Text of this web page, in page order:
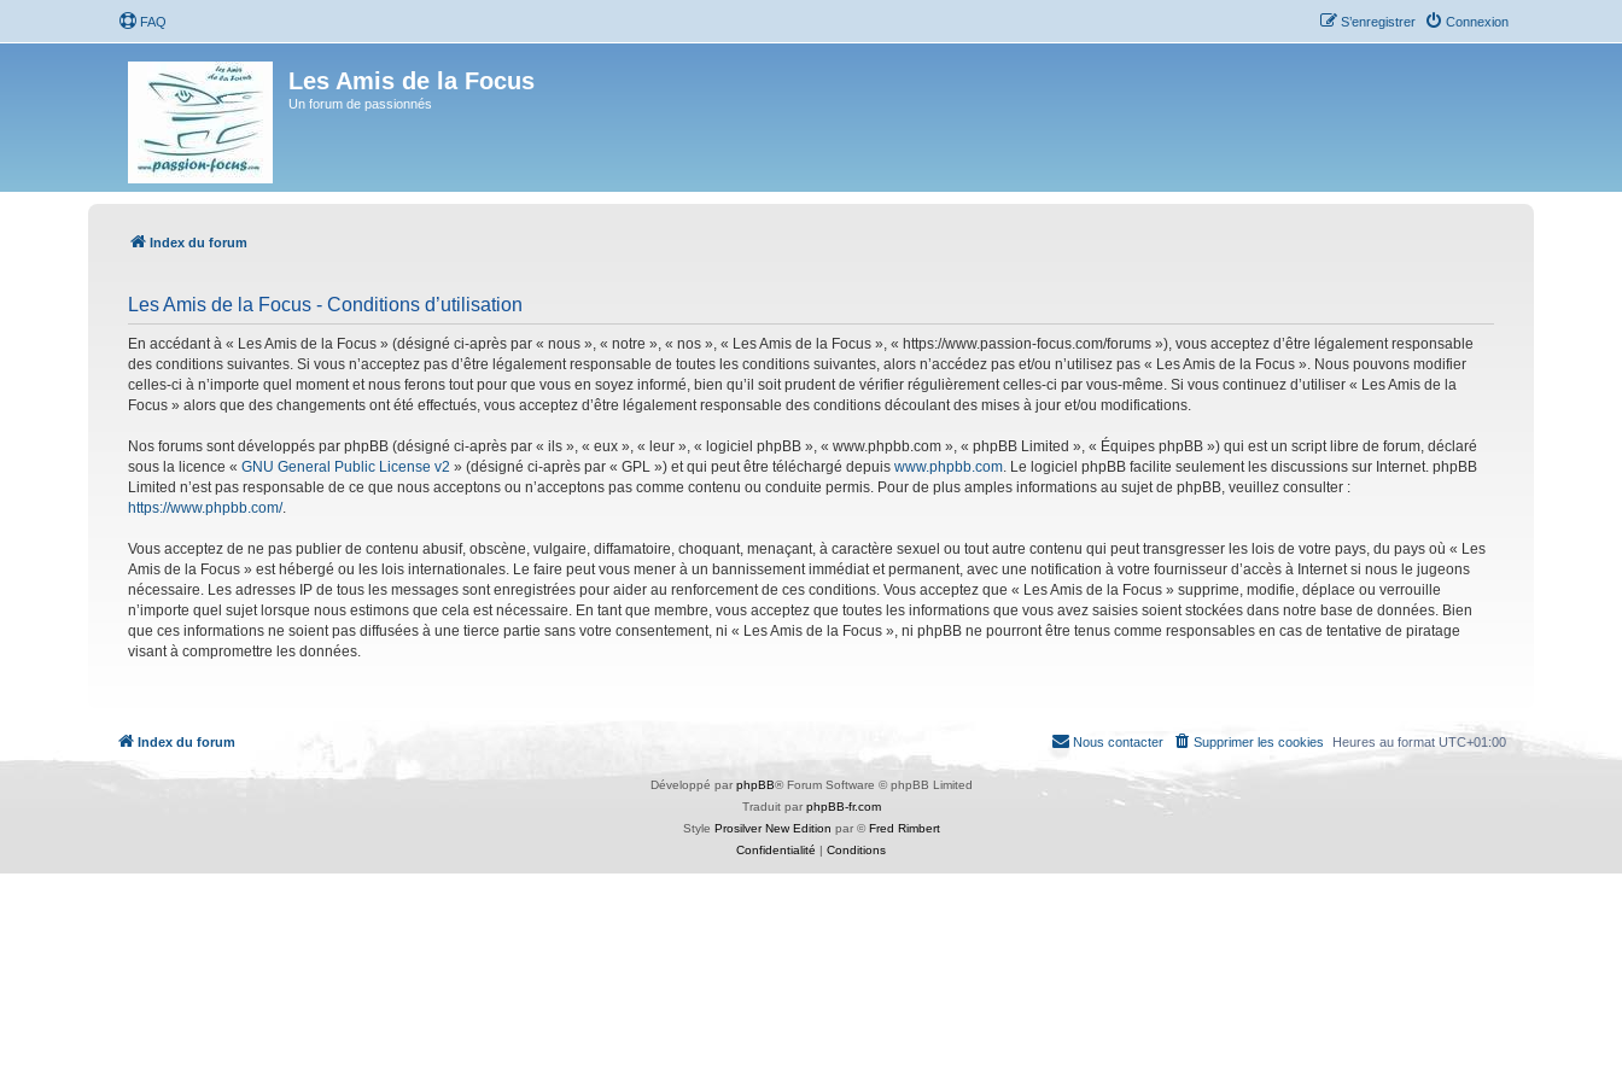
FAQ Connexion
S’enregistrer
Les Amis de la Focus
Un forum de passionnés
Index du forum
Les Amis de la Focus - Conditions d’utilisation
En accédant à « Les Amis de la Focus » (désigné ci-après par « nous », « notre », « nos », « Les Amis de la Focus », « https://www.passion-focus.com/forums »), vous acceptez d’être légalement responsable
des conditions suivantes. Si vous n’acceptez pas d’être légalement responsable de toutes les conditions suivantes, alors n’accédez pas et/ou n’utilisez pas « Les Amis de la Focus ». Nous pouvons modifier
celles-ci à n’importe quel moment et nous ferons tout pour que vous en soyez informé, bien qu’il soit prudent de vérifier régulièrement celles-ci par vous-même. Si vous continuez d’utiliser « Les Amis de la
Focus » alors que des changements ont été effectués, vous acceptez d’être légalement responsable des conditions découlant des mises à jour et/ou modifications.
Nos forums sont développés par phpBB (désigné ci-après par « ils », « eux », « leur », « logiciel phpBB », « www.phpbb.com », « phpBB Limited », « Équipes phpBB ») qui est un script libre de forum, déclaré
sous la licence « GNU General Public License v2 » (désigné ci-après par « GPL ») et qui peut être téléchargé depuis www.phpbb.com. Le logiciel phpBB facilite seulement les discussions sur Internet. phpBB
Limited n’est pas responsable de ce que nous acceptons ou n’acceptons pas comme contenu ou conduite permis. Pour de plus amples informations au sujet de phpBB, veuillez consulter :
https://www.phpbb.com/.
Vous acceptez de ne pas publier de contenu abusif, obscène, vulgaire, diffamatoire, choquant, menaçant, à caractère sexuel ou tout autre contenu qui peut transgresser les lois de votre pays, du pays où « Les
Amis de la Focus » est hébergé ou les lois internationales. Le faire peut vous mener à un bannissement immédiat et permanent, avec une notification à votre fournisseur d’accès à Internet si nous le jugeons
nécessaire. Les adresses IP de tous les messages sont enregistrées pour aider au renforcement de ces conditions. Vous acceptez que « Les Amis de la Focus » supprime, modifie, déplace ou verrouille
n’importe quel sujet lorsque nous estimons que cela est nécessaire. En tant que membre, vous acceptez que toutes les informations que vous avez saisies soient stockées dans notre base de données. Bien
que ces informations ne soient pas diffusées à une tierce partie sans votre consentement, ni « Les Amis de la Focus », ni phpBB ne pourront être tenus comme responsables en cas de tentative de piratage
visant à compromettre les données.
Index du forum Heures au format UTC+01:00
Supprimer les cookies
Nous contacter
Développé par phpBB® Forum Software © phpBB Limited
Traduit par phpBB-fr.com
Style Prosilver New Edition par ©Fred Rimbert
Confidentialité | Conditions